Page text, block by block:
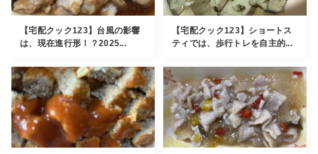
【宅配クック123】台風の影響
は、現在進行形！？2025...
【宅配クック123】ショートス
ティでは、歩行トレを自主的...